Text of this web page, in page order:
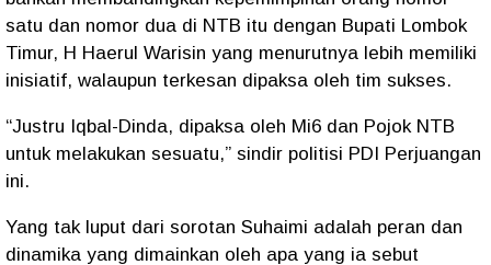
satu dan nomor dua di NTB itu dengan Bupati Lombok
Timur, H Haerul Warisin yang menurutnya lebih memiliki
inisiatif, walaupun terkesan dipaksa oleh tim sukses.
“Justru Iqbal-Dinda, dipaksa oleh Mi6 dan Pojok NTB
untuk melakukan sesuatu,” sindir politisi PDI Perjuangan
ini.
Yang tak luput dari sorotan Suhaimi adalah peran dan
dinamika yang dimainkan oleh apa yang ia sebut